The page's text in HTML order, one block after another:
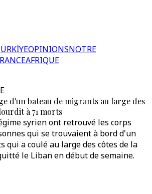
OPINIONSNOTRE
AFRIQUE
d'un bateau de migrants au large des
à 71 morts
syrien ont retrouvé les corps
qui se trouvaient à bord d'un
qui a coulé au large des côtes de la
le Liban en début de semaine.